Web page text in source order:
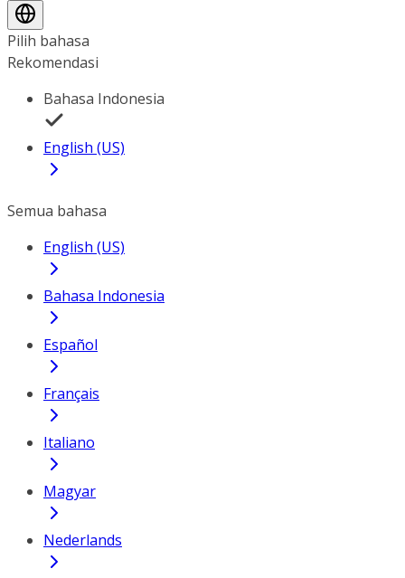
Pilih bahasa
Rekomendasi
Bahasa Indonesia
English (US)
Semua bahasa
English (US)
Bahasa Indonesia
Español
Français
Italiano
Magyar
Nederlands